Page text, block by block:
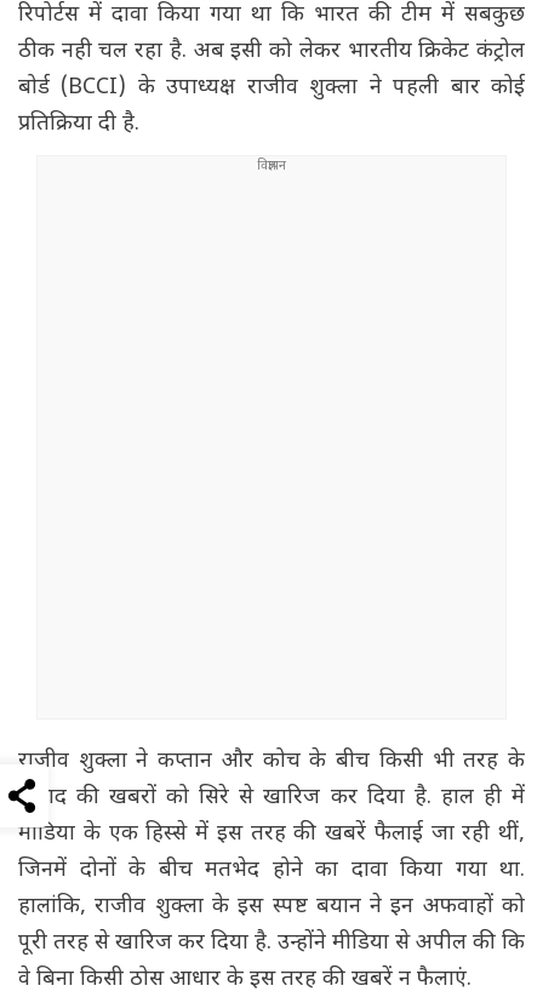
रिपोर्टस में दावा किया गया था कि भारत की टीम में सबकुछ
ठीक नही चल रहा है. अब इसी को लेकर भारतीय क्रिकेट कंट्रोल
बोर्ड (BCCI) के उपाध्यक्ष राजीव शुक्ला ने पहली बार कोई
प्रतिक्रिया दी है.
राजीव शुक्ला ने कप्तान और कोच के बीच किसी भी तरह के
विवाद की खबरों को सिरे से खारिज कर दिया है. हाल ही में
मीडिया के एक हिस्से में इस तरह की खबरें फैलाई जा रही थीं,
जिनमें दोनों के बीच मतभेद होने का दावा किया गया था.
हालांकि, राजीव शुक्ला के इस स्पष्ट बयान ने इन अफवाहों को
पूरी तरह से खारिज कर दिया है. उन्होंने मीडिया से अपील की कि
वे बिना किसी ठोस आधार के इस तरह की खबरें न फैलाएं.